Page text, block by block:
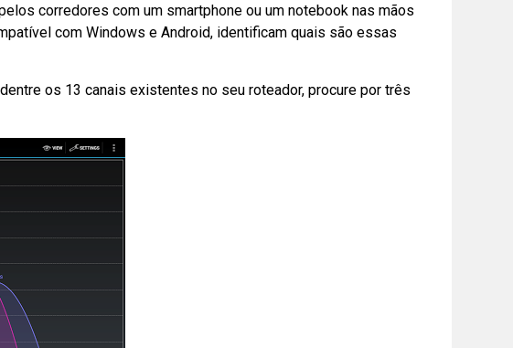
corredores com um smartphone ou um notebook nas mãos
com Windows e Android, identificam quais são essas
os 13 canais existentes no seu roteador, procure por três